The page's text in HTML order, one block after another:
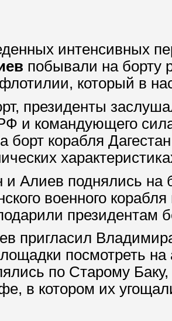
интенсивных
побывали на борту
который в
президенты
и командующего
борт корабля
и Алиев поднялись на
военного
президентам
пригласил
посмотреть
по Старому
в котором их